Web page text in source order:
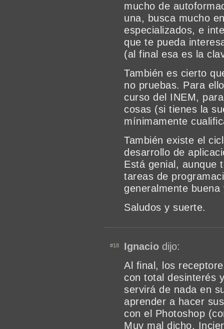
mucho de
una, busca mucho
especializados, e
que te pueda
(al final esa es la
También es cierto
no pruebas. Para
curso del INEM,
cosas (si tienes la
mínimamente
También existe el
desarrollo de
Está genial, aunque
tareas de
generalmente
Saludos y suerte.
#18 Ignacio dijo:
Al final, los
con total desinterés
servirá de nada en
aprender a hacer
con el Photoshop
Muy mal dicho.